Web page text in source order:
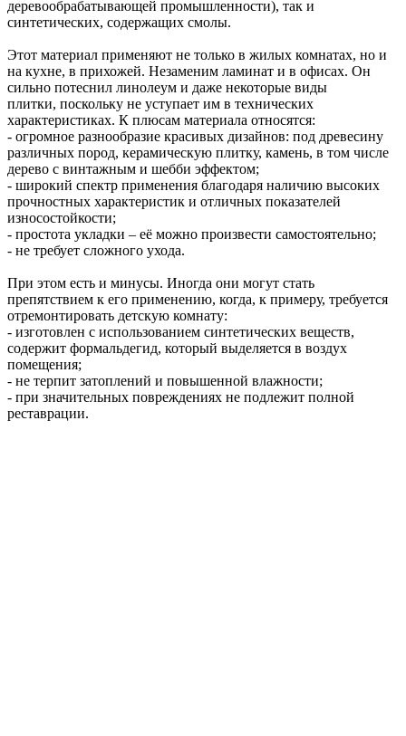
деревообрабатывающей промышленности), так и
синтетических, содержащих смолы.
Этот материал применяют не только в жилых комнатах, но и
на кухне, в прихожей. Незаменим ламинат и в офисах. Он
сильно потеснил линолеум и даже некоторые виды
плитки, поскольку не уступает им в технических
характеристиках. К плюсам материала относятся:
- огромное разнообразие красивых дизайнов: под древесину
различных пород, керамическую плитку, камень, в том числе
дерево с винтажным и шебби эффектом;
- широкий спектр применения благодаря наличию высоких
прочностных характеристик и отличных показателей
износостойкости;
- простота укладки – её можно произвести самостоятельно;
- не требует сложного ухода.
При этом есть и минусы. Иногда они могут стать
препятствием к его применению, когда, к примеру, требуется
отремонтировать детскую комнату:
- изготовлен с использованием синтетических веществ,
содержит формальдегид, который выделяется в воздух
помещения;
- не терпит затоплений и повышенной влажности;
- при значительных повреждениях не подлежит полной
реставрации.